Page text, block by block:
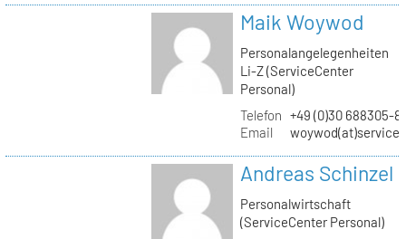
Maik Woywod
Personalangelegenheiten
Li-Z (ServiceCenter
Personal)
Telefon +49 (0)30 688305-
Email
Andreas Schinzel
Personalwirtschaft
(ServiceCenter Personal)